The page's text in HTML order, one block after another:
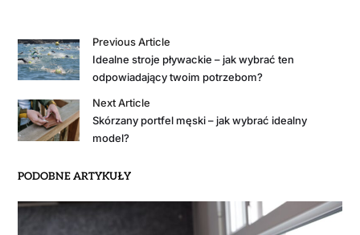
Previous Article
Idealne stroje pływackie – jak wybrać ten
odpowiadający twoim potrzebom?
Next Article
Skórzany portfel męski – jak wybrać idealny
model?
PODOBNE ARTYKUŁY